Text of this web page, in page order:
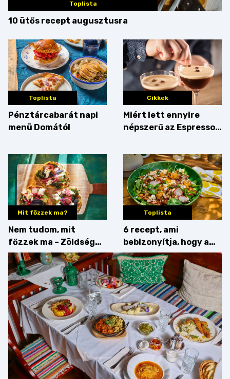
Toplista
10 ütős recept augusztusra
Toplista
Pénztárcabarát napi
menü Domától
Cikkek
Miért lett ennyire
népszerű az Espresso
érdemes enni mellé?
Mit főzzek ma?
Nem tudom, mit
főzzek ma – Zöldség
minden mennyiségben
Toplista
6 recept, ami
bebizonyítja, hogy a
barack húsok mellé is
zseniális